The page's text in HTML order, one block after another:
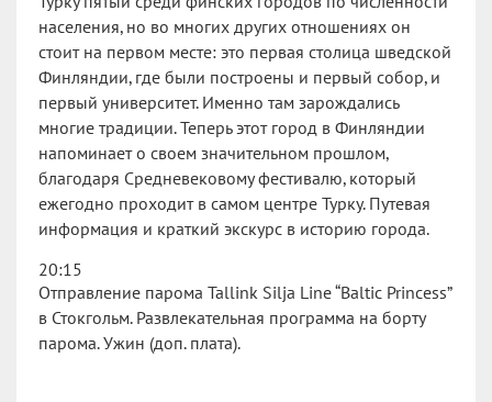
населения, но во многих других отношениях он
стоит на первом месте: это первая столица шведской
Финляндии, где были построены и первый собор, и
первый университет. Именно там зарождались
многие традиции. Теперь этот город в Финляндии
напоминает о своем значительном прошлом,
благодаря Средневековому фестивалю, который
ежегодно проходит в самом центре Турку. Путевая
информация и краткий экскурс в историю города.
20:15
Отправление парома Tallink Silja Line “Baltic Princess”
в Стокгольм. Развлекательная программа на борту
парома. Ужин (доп. плата).